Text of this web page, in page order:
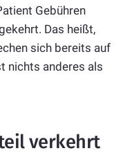
Gebühren
Das heißt,
sich bereits auf
nichts anderes als
verkehrt